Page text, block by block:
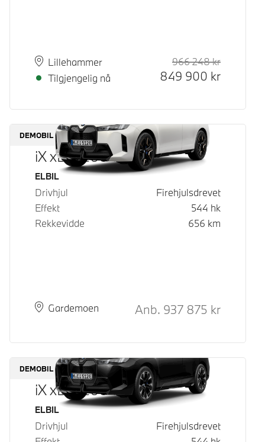
PlassLillehammer
Leveringstid
Tilgjengelig nå
966 248kr
849 900 kr
DEMOBIL
iX xDrive60
Drivstoff
ELBIL
Drivhjul
Firehjulsdrevet
Effekt
544 hk
Rekkevidde
656 km
PlassGardemoen
Leveringstid Kontantpris
Anb. 937 875 kr
DEMOBIL
iX xDrive60
Drivstoff
ELBIL
Drivhjul
Firehjulsdrevet